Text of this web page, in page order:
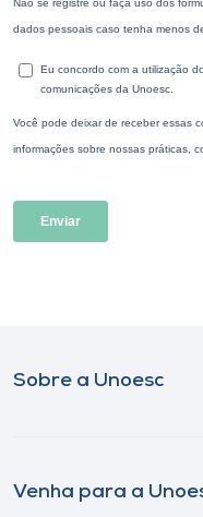
Sobre a Unoesc
Venha para a